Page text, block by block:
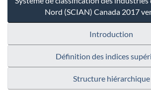
Nord (SCIAN) Canada 2017
Introduction
Définition des indices
Structure hiérarchique